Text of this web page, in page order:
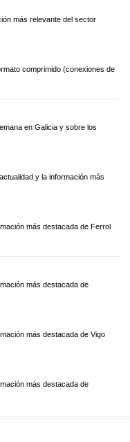
más relevante del sector
comprimido (conexiones de
en Galicia y sobre los
y la información más
más destacada de Ferrol
más destacada de
más destacada de Vigo
más destacada de